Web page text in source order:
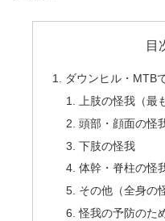
目
ダウンヒル・MTB
上肢の怪我（最
頭部・顔面の怪
下肢の怪我
体幹・脊柱の怪
その他（全身の
怪我の予防のた